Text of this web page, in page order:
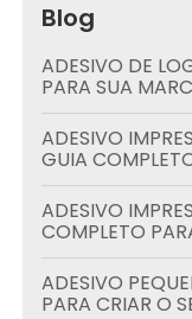
Blog
ADESIVO DE LOGOMARCA: GUIA COMPLETO
PARA SUA
ADESIVO IMPRESSÃO DIGITAL EM SÃO PAULO:
GUIA
ADESIVO IMPRESSÃO DIGITAL: O GUIA
COMPLETO
ADESIVO PEQUENO PERSONALIZADO: DICAS
PARA CRIAR O